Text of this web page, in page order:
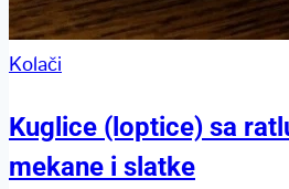
Kolači
Kuglice (loptice) sa
mekane i slatke